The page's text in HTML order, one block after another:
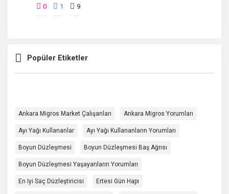
0 1 9
Popüler Etiketler
Ankara Migros Market Çalışanları Ankara Migros Yorumları
Ayı Yağı Kullananlar Ayı Yağı Kullananların Yorumları
Boyun Düzleşmesi Boyun Düzleşmesi Baş Ağrısı
Boyun Düzleşmesi Yaşayanların Yorumları
En Iyi Saç Düzleştiricisi Ertesi Gün Hapı